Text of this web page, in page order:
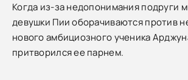
Когда из-за недопонимания подруги
девушки Пии оборачиваются против
нового амбициозного ученика
притворился ее парнем.